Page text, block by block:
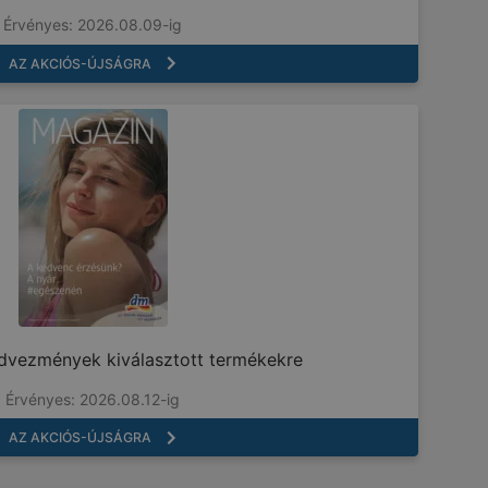
Érvényes: 2026.08.09-ig
AZ AKCIÓS-ÚJSÁGRA
kiválasztott termékekre
Érvényes: 2026.08.12-ig
AZ AKCIÓS-ÚJSÁGRA